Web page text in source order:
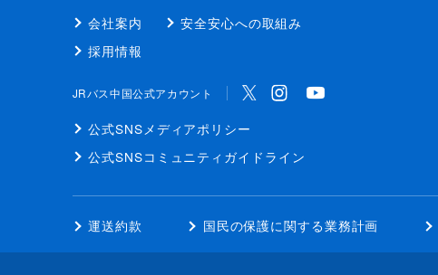
会社案内
安全安心への取組み
採用情報
JRバス中国公式アカウント
公式SNSメディアポリシー
公式SNSコミュニティガイドライン
運送約款 国民の保護に関する業務計画